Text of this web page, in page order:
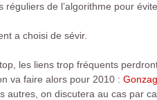
de l’algorithme pour
a choisi de sévir.
les liens trop fréquents
va faire alors pour 2010 :
autres, on discutera au cas par